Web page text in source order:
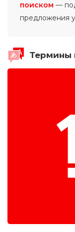
поиском —
предложения
Термины